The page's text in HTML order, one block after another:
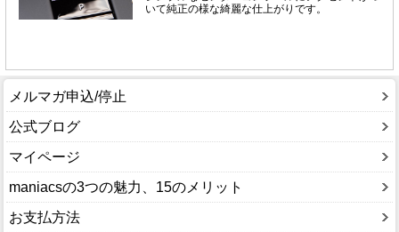
メルマガ申込/停止
公式ブログ
マイページ
maniacsの3つの魅力、15のメリット
お支払方法